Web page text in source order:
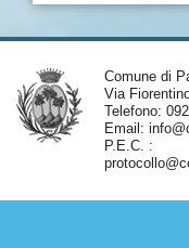
Comune di
Via
Telefono:
Email:
P.E.C. :